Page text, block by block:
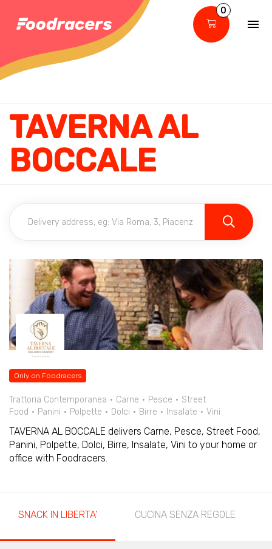
0
TAVERNA AL
BOCCALE
Only on Foodracers
Trattoria Contemporanea Carne Pesce
Street
Food
Panini Polpette Dolci Birre Insalate Vini
TAVERNA AL BOCCALE delivers Carne, Pesce, Street Food,
Panini, Polpette, Dolci, Birre, Insalate, Vini to your home or
office with Foodracers.
SNACK IN LIBERTA' CUCINA SENZA REGOLE